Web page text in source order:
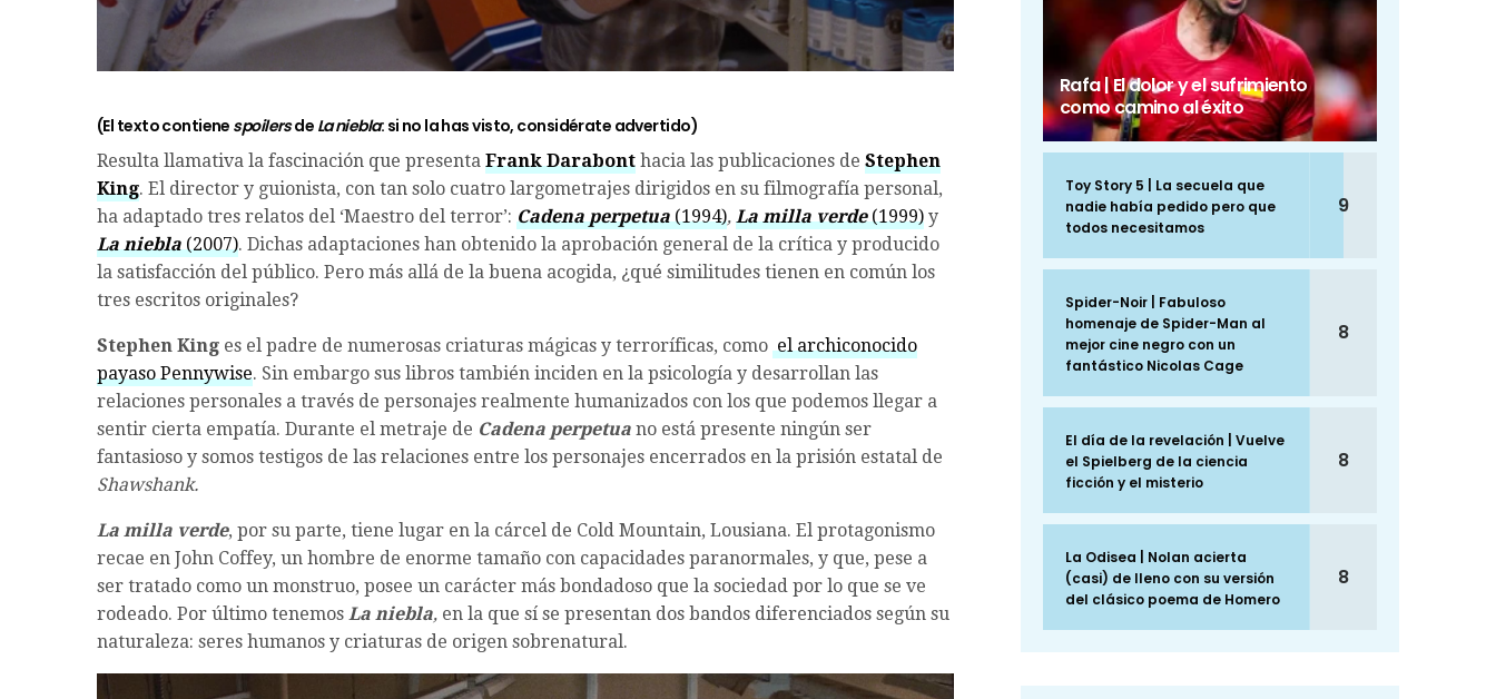
(El texto contiene spoilersde La niebla: si no la has visto, considérate advertido)
Resulta llamativa la fascinación que presenta Frank Darabont hacia las publicaciones de Stephen
King. El director y guionista, con tan solo cuatro largometrajes dirigidos en su filmografía personal,
ha adaptado tres relatos del ‘Maestro del terror’: Cadena perpetua (1994), La milla verde (1999) y
La niebla (2007). Dichas adaptaciones han obtenido la aprobación general de la crítica y producido
la satisfacción del público. Pero más allá de la buena acogida, ¿qué similitudes tienen en común los
tres escritos originales?
Stephen King es el padre de numerosas criaturas mágicas y terroríficas, como el archiconocido
payaso Pennywise. Sin embargo sus libros también inciden en la psicología y desarrollan las
relaciones personales a través de personajes realmente humanizados con los que podemos llegar a
sentir cierta empatía. Durante el metraje de Cadena perpetua no está presente ningún ser
fantasioso y somos testigos de las relaciones entre los personajes encerrados en la prisión estatal de
Shawshank.
La milla verde, por su parte, tiene lugar en la cárcel de Cold Mountain, Lousiana. El protagonismo
recae en John Coffey, un hombre de enorme tamaño con capacidades paranormales, y que, pese a
ser tratado como un monstruo, posee un carácter más bondadoso que la sociedad por lo que se ve
rodeado. Por último tenemos La niebla, en la que sí se presentan dos bandos diferenciados según su
naturaleza: seres humanos y criaturas de origen sobrenatural.
Rafa | El dolor y el sufrimiento
como camino al éxito
Toy Story 5 | La secuela que
nadie había pedido pero que
todos necesitamos
9
Spider-Noir | Fabuloso
homenaje de Spider-Man al
mejor cine negro con un
fantástico Nicolas Cage
8
El día de la revelación | Vuelve
el Spielberg de la ciencia
ficción y el misterio
8
La Odisea | Nolan acierta
(casi) de lleno con su versión
del clásico poema de Homero
8